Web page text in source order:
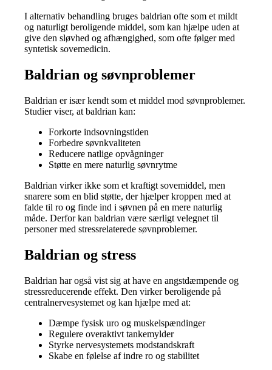
I alternativ behandling bruges baldrian ofte som et mildt
og naturligt beroligende middel, som kan hjælpe uden at
give den sløvhed og afhængighed, som ofte følger med
syntetisk sovemedicin.
Baldrian og søvnproblemer
Baldrian er især kendt som et middel mod søvnproblemer.
Studier viser, at baldrian kan:
Forkorte indsovningstiden
Forbedre søvnkvaliteten
Reducere natlige opvågninger
Støtte en mere naturlig søvnrytme
Baldrian virker ikke som et kraftigt sovemiddel, men
snarere som en blid støtte, der hjælper kroppen med at
falde til ro og finde ind i søvnen på en mere naturlig
måde. Derfor kan baldrian være særligt velegnet til
personer med stressrelaterede søvnproblemer.
Baldrian og stress
Baldrian har også vist sig at have en angstdæmpende og
stressreducerende effekt. Den virker beroligende på
centralnervesystemet og kan hjælpe med at:
Dæmpe fysisk uro og muskelspændinger
Regulere overaktivt tankemylder
Styrke nervesystemets modstandskraft
Skabe en følelse af indre ro og stabilitet